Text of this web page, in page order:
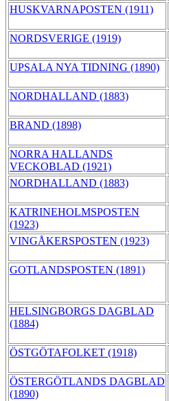
HUSKVARNAPOSTEN (1911)
NORDSVERIGE (1919)
UPSALA NYA TIDNING (1890)
NORDHALLAND (1883)
BRAND (1898)
NORRA HALLANDS
VECKOBLAD (1921)
NORDHALLAND (1883)
KATRINEHOLMSPOSTEN
(1923)
VINGÅKERSPOSTEN (1923)
GOTLANDSPOSTEN (1891)
HELSINGBORGS DAGBLAD
(1884)
ÖSTGÖTAFOLKET (1918)
ÖSTERGÖTLANDS DAGBLAD
(1890)